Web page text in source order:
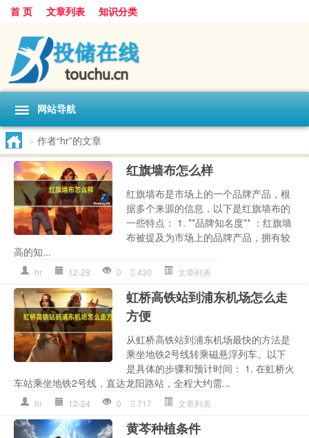
首 页 文章列表 知识分类
网站导航
> 作者“hr”的文章
红旗墙布怎么样
红旗墙布是市场上的一个品牌产品，根
据多个来源的信息，以下是红旗墙布的
一些特点： 1. **品牌知名度** ：红旗墙
布被提及为市场上的品牌产品，拥有较
高的知...
hr 12-28 0 430 文章列表
虹桥高铁站到浦东机场怎么走
方便
从虹桥高铁站到浦东机场最快的方法是
乘坐地铁2号线转乘磁悬浮列车。以下
是具体的步骤和预计时间： 1. 在虹桥火
车站乘坐地铁2号线，直达龙阳路站，全程大约需...
hr 12-24 0 717 文章列表
黄芩种植条件